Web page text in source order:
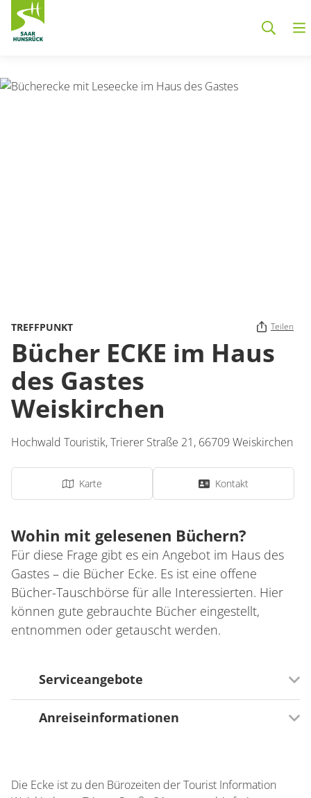
TREFFPUNKT Teilen
Bücher ECKE im Haus
des Gastes
Weiskirchen
Hochwald Touristik,Trierer Straße 21, 66709 Weiskirchen
Karte Kontakt
Wohin mit gelesenen Büchern?
Für diese Frage gibt es ein Angebot im Haus des
Gastes – die Bücher Ecke. Es ist eine offene
Bücher-Tauschbörse für alle Interessierten. Hier
können gute gebrauchte Bücher eingestellt,
entnommen oder getauscht werden.
Serviceangebote
Zusätzliche Serviceangebote
Anreiseinformationen
Mit öffentlichen Verkehrsmitteln gut zu erreichen
Die Ecke ist zu den Bürozeiten der Tourist Information